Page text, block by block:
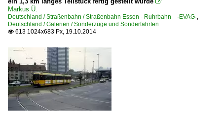
Markus Ü.
Deutschland / Straßenbahn / Straßenbahn Essen - Ruhrbahn ·EVAG·,
Deutschland / Galerien / Sonderzüge und Sonderfahrten
 613 1024x683 Px, 19.10.2014